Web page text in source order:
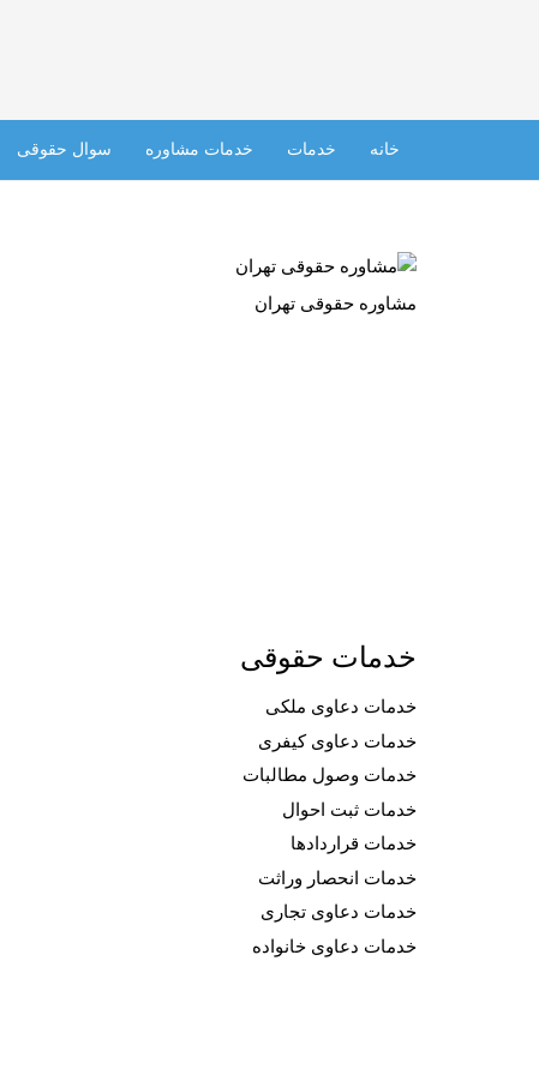
خانه خدمات خدمات مشاوره سوال حقوقی
مشاوره حقوقی تهران
خدمات حقوقی
خدمات دعاوی ملکی
خدمات دعاوی کیفری
خدمات وصول مطالبات
خدمات ثبت احوال
خدمات قراردادها
خدمات انحصار وراثت
خدمات دعاوی تجاری
خدمات دعاوی خانواده